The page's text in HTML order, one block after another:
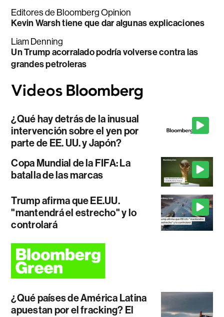
Editores de Bloomberg Opinion
Kevin Warsh tiene que dar algunas explicaciones
Liam Denning
Un Trump acorralado podría volverse contra las
grandes petroleras
¿Qué hay detrás de la inusual
intervención sobre el yen por
parte de EE. UU. y Japón?
Copa Mundial de la FIFA: La
batalla de las marcas
Trump afirma que EE.UU.
"mantendrá el estrecho" y lo
controlará
¿Qué países de América Latina
apuestan por el fracking? El